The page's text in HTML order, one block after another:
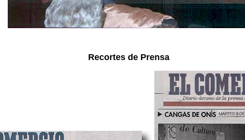
Recortes de Prensa